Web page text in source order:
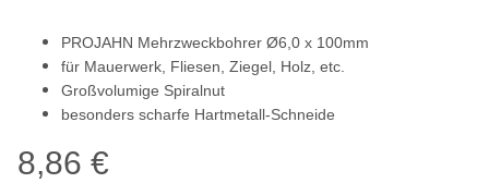
PROJAHN Mehrzweckbohrer Ø6,0 x 100mm
für Mauerwerk, Fliesen, Ziegel, Holz, etc.
Großvolumige Spiralnut
besonders scharfe Hartmetall-Schneide
8,86 €